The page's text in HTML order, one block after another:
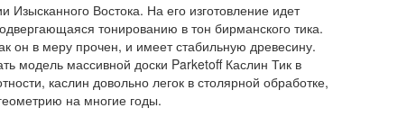
Востока. На его изготовление идет
тонированию в тон бирманского тика.
он в меру прочен, и имеет стабильную древесину.
модель массивной доски Parketoff Каслин Тик в
каслин довольно легок в столярной обработке,
на многие годы.